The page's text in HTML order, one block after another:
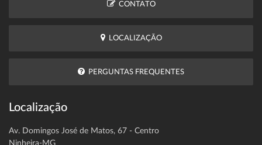
CONTATO
LOCALIZAÇÃO
PERGUNTAS FREQUENTES
Localização
Av. Domingos José de Matos, 67 - Centro